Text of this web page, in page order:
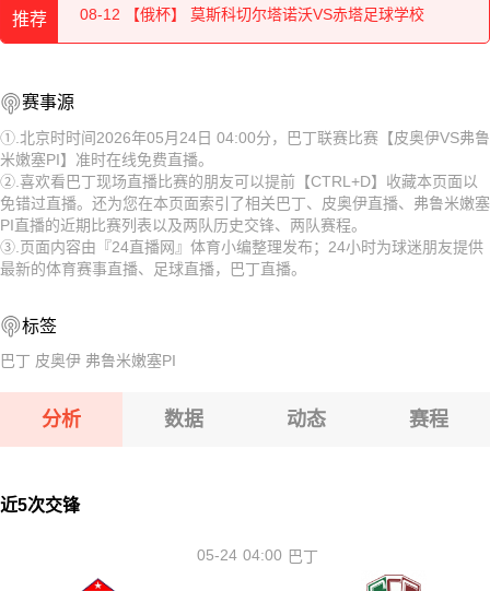
推荐 08-12 【俄杯】 索科尔萨拉托夫VS彼尔姆边疆区伊尔帕尔
08-12 【俄杯】 伊热夫斯克VS米阿斯鱼雷
08-12 【俄杯】 FC阿斯特拉罕VS五山城马舒克KMV
08-12 【亚冠二级】 阿卡达格VSFC果阿
08-12 【俄杯】 索科尔萨拉托夫VS彼尔姆边疆区伊尔帕尔
08-12 【俄杯】 莫斯科斯特罗吉诺VS弗拉基米尔鱼雷
08-12 【俄杯】 FC穆罗姆VS利佩茨克冶金工人
08-12 【亚冠二级】 阿卡达格VSFC果阿
赛事源
①.北京时时间2026年05月24日 04:00分，巴丁联赛比赛【皮奥伊VS弗鲁
米嫩塞PI】准时在线免费直播。
②.喜欢看巴丁现场直播比赛的朋友可以提前【CTRL+D】收藏本页面以
免错过直播。还为您在本页面索引了相关巴丁、皮奥伊直播、弗鲁米嫩塞
PI直播的近期比赛列表以及两队历史交锋、两队赛程。
③.页面内容由『24直播网』体育小编整理发布；24小时为球迷朋友提供
最新的体育赛事直播、足球直播，巴丁直播。
标签
巴丁 皮奥伊 弗鲁米嫩塞PI
分析 数据 动态 赛程
近5次交锋
04:00
05-24 巴丁